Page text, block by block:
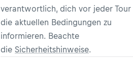
verantwortlich, dich vor jeder Tour
die aktuellen Bedingungen zu
informieren. Beachte
die Sicherheitshinweise.